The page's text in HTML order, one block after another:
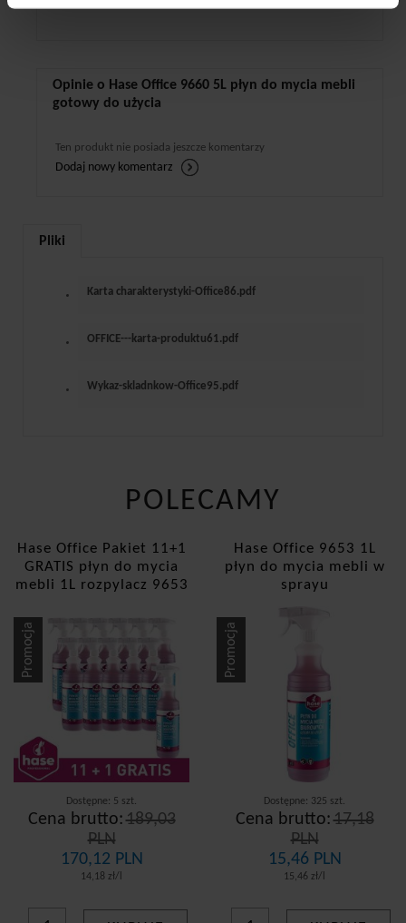
Opinie o Hase Office 9660 5L płyn do mycia mebli
gotowy do użycia
Ten produkt nie posiada jeszcze komentarzy
Dodaj nowy komentarz
Pliki
Karta charakterystyki-Office86.pdf
OFFICE---karta-produktu61.pdf
Wykaz-skladnkow-Office95.pdf
POLECAMY
Hase Office Pakiet 11+1
GRATIS płyn do mycia
mebli 1L rozpylacz 9653
Dostępne: 5 szt.
Cena brutto: 189,03
PLN
170,12 PLN
14,18 zł/l
Promocja
Hase Office 9653 1L
płyn do mycia mebli w
sprayu
Dostępne: 325 szt.
Cena brutto: 17,18
PLN
15,46 PLN
15,46 zł/l
Promocja